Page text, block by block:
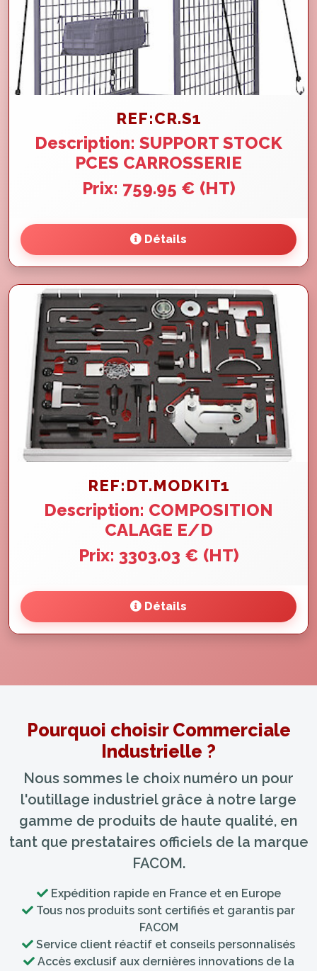
REF:CR.S1
Description: SUPPORT STOCK
PCES CARROSSERIE
Prix: 759.95 € (HT)
Détails
REF:DT.MODKIT1
Description: COMPOSITION
CALAGE E/D
Prix: 3303.03 € (HT)
Détails
Pourquoi choisir Commerciale
Industrielle ?
Nous sommes le choix numéro un pour
l'outillage industriel grâce à notre large
gamme de produits de haute qualité, en
tant que prestataires officiels de la marque
FACOM.
Expédition rapide en France et en Europe
Tous nos produits sont certifiés et garantis par
FACOM
Service client réactif et conseils personnalisés
Accès exclusif aux dernières innovations de la